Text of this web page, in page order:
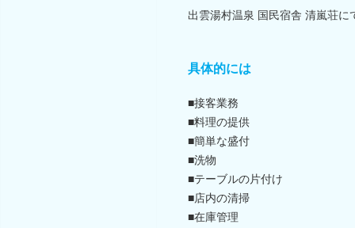
出雲湯村温泉 国民宿舎 清嵐荘
具体的には
■接客業務
■料理の提供
■簡単な盛付
■洗物
■テーブルの片付け
■店内の清掃
■在庫管理